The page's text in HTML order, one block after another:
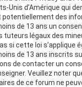
Unis d’Amérique qui
des
de 13 ans un
tuteurs légaux des
si cette loi s’applique
de 13 ans inscrits
de contacter un
Veuillez noter
de ce forum ne